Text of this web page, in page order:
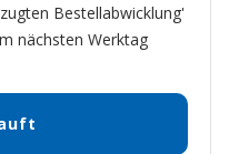
Bestellabwicklung'
nächsten Werktag